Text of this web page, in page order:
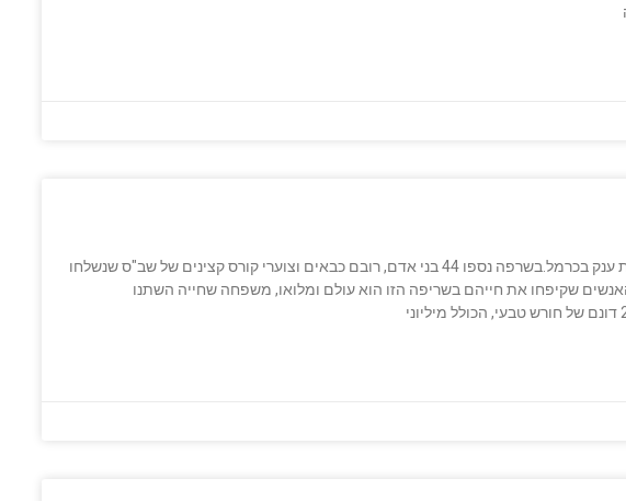
בדצבר 2010 התחוללה במשך 5 ימים שרפת ענק בכרמל.בשרפה נספו 44 בני אדם, רובם כבאים וצוערי קורס קצינים של שב"ס שנשלחו
שקיפחו את חייהם בשריפה הזו הוא עולם ומלואו, משפחה שחייה השתנו